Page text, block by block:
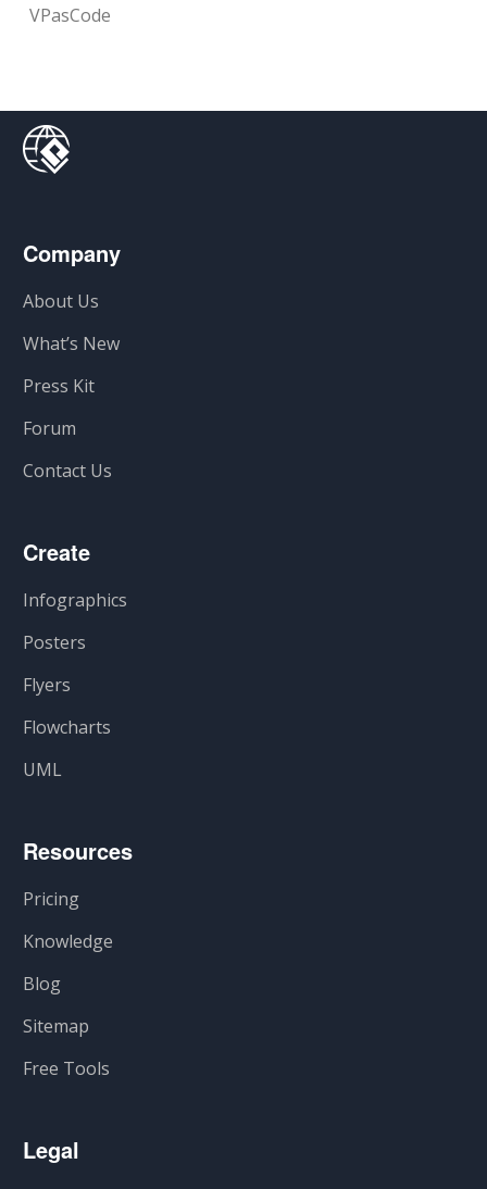
VPasCode
Company
About Us
What’s New
Press Kit
Forum
Contact Us
Create
Infographics
Posters
Flyers
Flowcharts
UML
Resources
Pricing
Knowledge
Blog
Sitemap
Free Tools
Legal